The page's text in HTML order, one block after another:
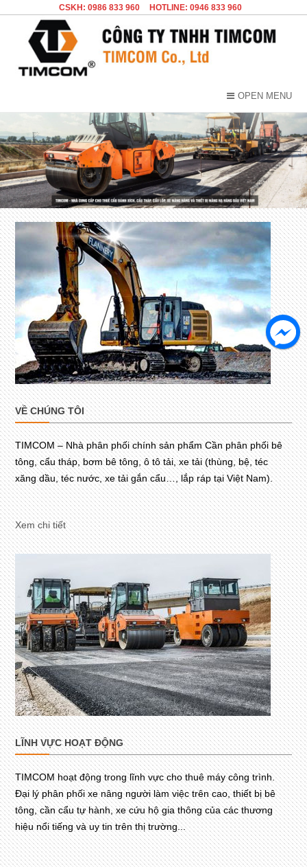
CSKH: 0986 833 960 HOTLINE: 0946 833 960
OPEN MENU
VỀ CHÚNG TÔI
TIMCOM – Nhà phân phối chính sản phẩm Cần phân phối bê
tông, cẩu tháp, bơm bê tông, ô tô tải, xe tải (thùng, bệ, téc
xăng dầu, téc nước, xe tải gắn cẩu…, lắp ráp tại Việt Nam).
Xem chi tiết
LĨNH VỰC HOẠT ĐỘNG
TIMCOM hoạt động trong lĩnh vực cho thuê máy công trình.
Đại lý phân phối xe nâng người làm việc trên cao, thiết bị bê
tông, cần cẩu tự hành, xe cứu hộ gia thông của các thương
hiệu nổi tiếng và uy tin trên thị trường...